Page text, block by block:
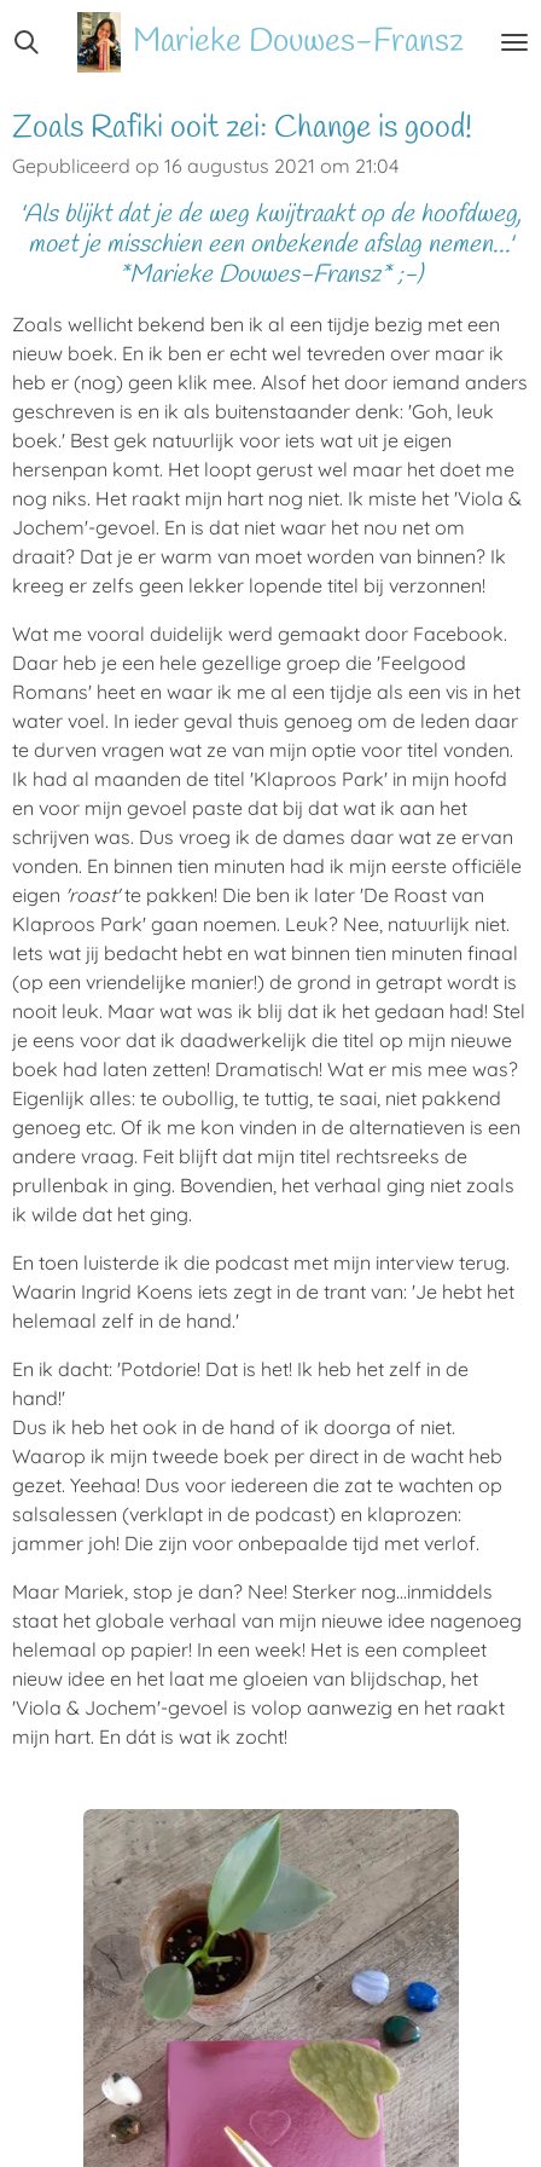
direct
de
hoofdinhoud
Marieke Douwes-Fransz
Zoals Rafiki ooit zei: Change is good!
Gepubliceerd op 16 augustus 2021 om 21:04
'Als blijkt dat je de weg kwijtraakt op de hoofdweg,
moet je misschien een onbekende afslag nemen...'
*Marieke Douwes-Fransz* ;-)
Zoals wellicht bekend ben ik al een tijdje bezig met een
nieuw boek. En ik ben er echt wel tevreden over maar ik
heb er (nog) geen klik mee. Alsof het door iemand anders
geschreven is en ik als buitenstaander denk: 'Goh, leuk
boek.' Best gek natuurlijk voor iets wat uit je eigen
hersenpan komt. Het loopt gerust wel maar het doet me
nog niks. Het raakt mijn hart nog niet. Ik miste het 'Viola &
Jochem'-gevoel. En is dat niet waar het nou net om
draait? Dat je er warm van moet worden van binnen? Ik
kreeg er zelfs geen lekker lopende titel bij verzonnen!
Wat me vooral duidelijk werd gemaakt door Facebook.
Daar heb je een hele gezellige groep die 'Feelgood
Romans' heet en waar ik me al een tijdje als een vis in het
water voel. In ieder geval thuis genoeg om de leden daar
te durven vragen wat ze van mijn optie voor titel vonden.
Ik had al maanden de titel 'Klaproos Park' in mijn hoofd
en voor mijn gevoel paste dat bij dat wat ik aan het
schrijven was. Dus vroeg ik de dames daar wat ze ervan
vonden. En binnen tien minuten had ik mijn eerste officiële
eigen 'roast'te pakken! Die ben ik later 'De Roast van
Klaproos Park' gaan noemen. Leuk? Nee, natuurlijk niet.
Iets wat jij bedacht hebt en wat binnen tien minuten finaal
(op een vriendelijke manier!) de grond in getrapt wordt is
nooit leuk. Maar wat was ik blij dat ik het gedaan had! Stel
je eens voor dat ik daadwerkelijk die titel op mijn nieuwe
boek had laten zetten! Dramatisch! Wat er mis mee was?
Eigenlijk alles: te oubollig, te tuttig, te saai, niet pakkend
genoeg etc. Of ik me kon vinden in de alternatieven is een
andere vraag. Feit blijft dat mijn titel rechtsreeks de
prullenbak in ging. Bovendien, het verhaal ging niet zoals
ik wilde dat het ging.
En toen luisterde ik die podcast met mijn interview terug.
Waarin Ingrid Koens iets zegt in de trant van: 'Je hebt het
helemaal zelf in de hand.'
En ik dacht: 'Potdorie! Dat is het! Ik heb het zelf in de
hand!'
Dus ik heb het ook in de hand of ik doorga of niet.
Waarop ik mijn tweede boek per direct in de wacht heb
gezet. Yeehaa! Dus voor iedereen die zat te wachten op
salsalessen (verklapt in de podcast) en klaprozen:
jammer joh! Die zijn voor onbepaalde tijd met verlof.
Maar Mariek, stop je dan? Nee! Sterker nog...inmiddels
staat het globale verhaal van mijn nieuwe idee nagenoeg
helemaal op papier! In een week! Het is een compleet
nieuw idee en het laat me gloeien van blijdschap, het
'Viola & Jochem'-gevoel is volop aanwezig en het raakt
mijn hart. En dát is wat ik zocht!